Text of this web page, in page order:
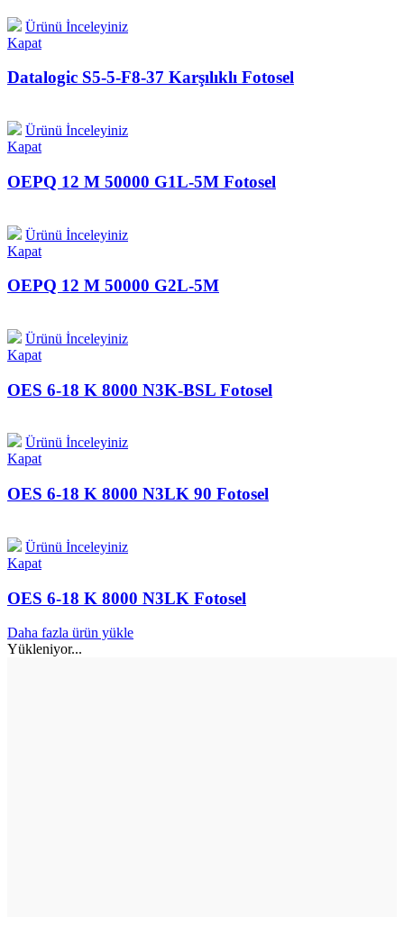
Ürünü İnceleyiniz
Kapat
Datalogic S5-5-F8-37 Karşılıklı Fotosel
Ürünü İnceleyiniz
Kapat
OEPQ 12 M 50000 G1L-5M Fotosel
Ürünü İnceleyiniz
Kapat
OEPQ 12 M 50000 G2L-5M
Ürünü İnceleyiniz
Kapat
OES 6-18 K 8000 N3K-BSL Fotosel
Ürünü İnceleyiniz
Kapat
OES 6-18 K 8000 N3LK 90 Fotosel
Ürünü İnceleyiniz
Kapat
OES 6-18 K 8000 N3LK Fotosel
Daha fazla ürün yükle
Yükleniyor...